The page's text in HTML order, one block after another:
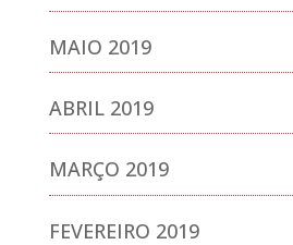
MAIO 2019
ABRIL 2019
MARÇO 2019
FEVEREIRO 2019